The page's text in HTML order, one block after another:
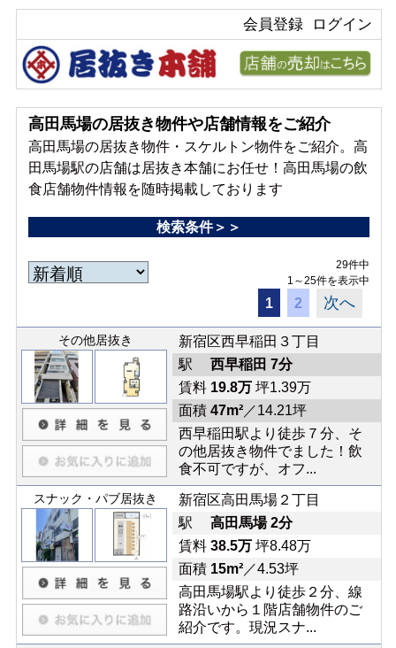
ログイン
会員登録
高田馬場の居抜き物件や店舗情報をご紹介
高田馬場の居抜き物件・スケルトン物件をご紹介。高
田馬場駅の店舗は居抜き本舗にお任せ！高田馬場の飲
食店舗物件情報を随時掲載しております
検索条件＞＞
29件中
1～25件を表示中
1 2 次へ
その他居抜き
新宿区西早稲田３丁目
駅 西早稲田 7分
賃料 19.8万坪1.39万
面積 47m²／14.21坪
西早稲田駅より徒歩７分、そ
の他居抜き物件でました！飲
食不可ですが、オフ...
スナック・パブ居抜き
新宿区高田馬場２丁目
駅 高田馬場 2分
賃料 38.5万坪8.48万
面積 15m²／4.53坪
高田馬場駅より徒歩２分、線
路沿いから１階店舗物件のご
紹介です。現況スナ...